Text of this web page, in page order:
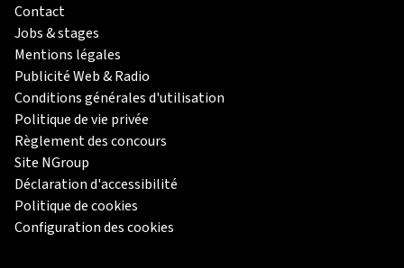
Contact
Jobs & stages
Mentions légales
Publicité Web & Radio
Conditions générales d'utilisation
Politique de vie privée
Règlement des concours
Site NGroup
Déclaration d'accessibilité
Politique de cookies
Configuration des cookies